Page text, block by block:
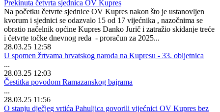
Prekinuta četvrta sjednica OV Kupres
Na početku četvrte sjednice OV Kupres nakon što je ustanovljen
kvorum i sjednici se odazvalo 15 od 17 vijećnika , nazočnima se
obratio načelnik općine Kupres Danko Jurič i zatražio skidanje treće
i četvrte točke dnevnog reda - proračun za 2025...
28.03.25 12:58
U spomen žrtvama hrvatskog naroda na Kupresu - 33. obljetnica
...
28.03.25 12:03
Čestitka povodom Ramazanskog bajrama
...
28.03.25 11:56
O stanju dječjeg vrtića Pahuljica govorili vijećnici OV Kupres bez